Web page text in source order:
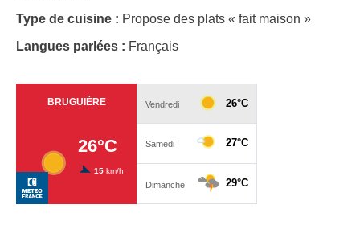
Type de cuisine : Propose des plats « fait maison »
Langues parlées : Français